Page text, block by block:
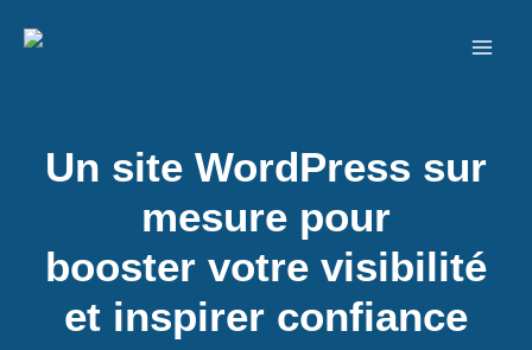
Un site WordPress sur
mesure pour
booster votre visibilité
et inspirer confiance